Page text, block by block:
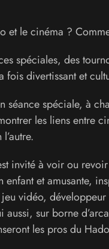
et le cinéma ?
spéciales, des
fois divertissant et
séance spéciale, à
les liens entre
invité à voir ou revoir
et amusante,
vidéo, développeur
sur borne
les pros du